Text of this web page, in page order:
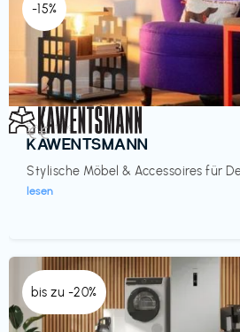
-15%
Einrichtung
KAWENTSMANN
Stylische Möbel & Accessoires für
lesen
€€‎
bis zu -20%